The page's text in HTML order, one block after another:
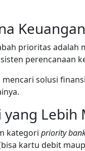
prioritas adalah
perencanaan
solusi
Lebih
kategori priority
kartu debit